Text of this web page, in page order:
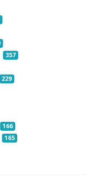
357
229
166
165